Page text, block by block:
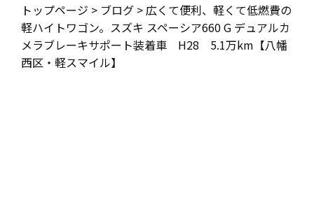
トップページ > ブログ > 広くて便利、軽くて低燃費の
軽ハイトワゴン。スズキ スペーシア660 G デュアルカ
メラブレーキサポート装着車 H28 5.1万km【八幡
西区・軽スマイル】